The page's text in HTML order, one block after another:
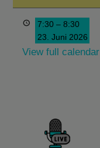
7:30 – 8:30
23. Juni 2026
View full calendar